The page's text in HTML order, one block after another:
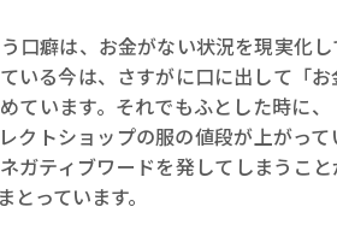
口癖は、お金がない状況を現実化
いる今は、さすがに口に出して「
ています。それでもふとした時に
トショップの服の値段が上がっ
ガティブワードを発してしまうこ
っています。